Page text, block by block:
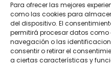
Para ofrecer las mejores
como las cookies para
del dispositivo. El
permitirá procesar datos
navegación o las
consentir o retirar el
a ciertas características y
Síguenos​